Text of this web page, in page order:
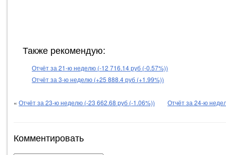
Также рекомендую:
Отчёт за 21-ю неделю (-12 716.14 руб (-0.57%))
Отчёт за 3-ю неделю (+25 888.4 руб (+1.99%))
« Отчёт за 23-ю неделю (-23 662.68 руб (-1.06%)) Отчёт за 24-ю
Комментировать